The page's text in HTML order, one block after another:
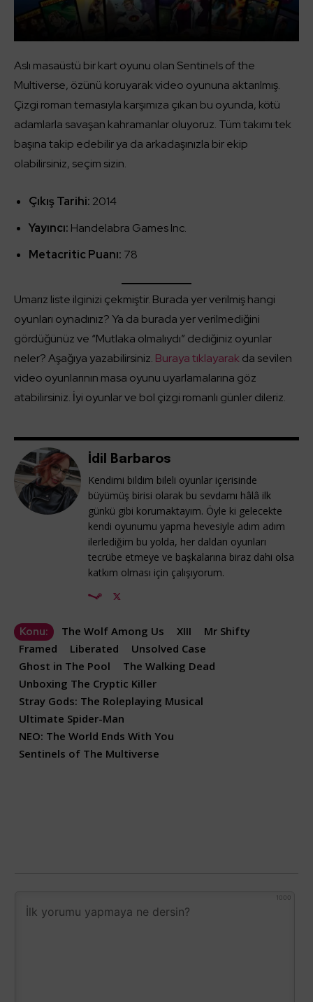
Aslı masaüstü bir kart oyunu olan Sentinels of the
Multiverse, özünü koruyarak video oyununa aktarılmış.
Çizgi roman temasıyla karşımıza çıkan bu oyunda, kötü
adamlarla savaşan kahramanlar oluyoruz. Tüm takımı tek
başına takip edebilir ya da arkadaşınızla bir ekip
olabilirsiniz, seçim sizin.
Çıkış Tarihi: 2014
Yayıncı: Handelabra Games Inc.
Metacritic Puanı: 78
Umarız liste ilginizi çekmiştir. Burada yer verilmiş hangi
oyunları oynadınız? Ya da burada yer verilmediğini
gördüğünüz ve “Mutlaka olmalıydı” dediğiniz oyunlar
neler? Aşağıya yazabilirsiniz. Buraya tıklayarak da sevilen
video oyunlarının masa oyunu uyarlamalarına göz
atabilirsiniz. İyi oyunlar ve bol çizgi romanlı günler dileriz.
İdil Barbaros
Kendimi bildim bileli oyunlar içerisinde
büyümüş birisi olarak bu sevdamı hâlâ ilk
günkü gibi korumaktayım. Öyle ki gelecekte
kendi oyunumu yapma hevesiyle adım adım
ilerlediğim bu yolda, her daldan oyunları
tecrübe etmeye ve başkalarına biraz dahi olsa
katkım olması için çalışıyorum.
Konu: The Wolf Among Us XIII
Mr Shifty
Framed
Liberated
Unsolved Case
Ghost in The Pool
The Walking Dead
Unboxing The Cryptic Killer
Stray Gods: The Roleplaying Musical
Ultimate Spider-Man
NEO: The World Ends With You
Sentinels of The Multiverse
1000